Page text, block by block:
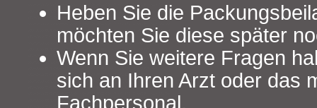
Heben Sie die
möchten Sie diese später
Wenn Sie weitere Fragen
sich an Ihren Arzt oder das
Fachpersonal.